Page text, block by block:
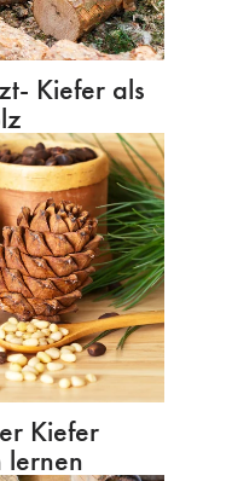
Kiefer als
Kiefer
lernen